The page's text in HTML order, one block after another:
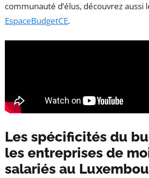
communauté d’élus, découvrez aussi
EspaceBudgetCE.
Les spécificités du
les entreprises de
salariés au